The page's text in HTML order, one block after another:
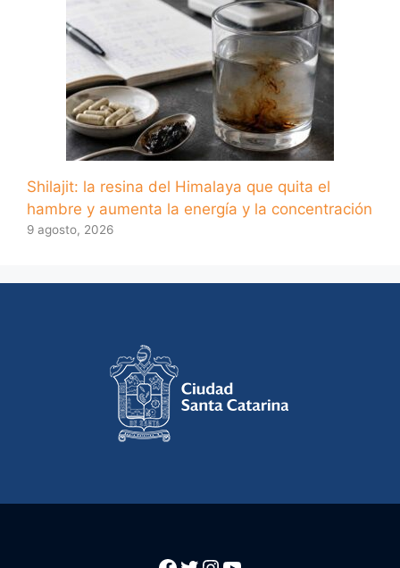
Shilajit: la resina del Himalaya que quita el
hambre y aumenta la energía y la concentración
9 agosto, 2026